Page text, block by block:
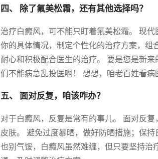
四、 除了氟美松霜，还有其他选择吗？
治疗白癜风，可不能只盯着氟美松霜。 现
你的具体情况，制定个性化的治疗方案，组
耐心和积极配合医生的治疗。 要是您是新
们不能病急乱投医啊！ 想想，咱老百姓看病
五、 面对反复，咱该咋办？
对于白癜风，反复是常有的事儿。 面对反
皮肤。 避免过度暴晒，做好防晒措施；保
也别气馁，白癜风虽然难缠，但只要坚持治